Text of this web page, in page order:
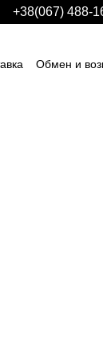
+38(067) 488-
Обмен и